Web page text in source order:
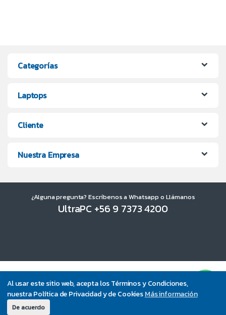
Al usar este sitio web, acepta los Términos y Condiciones,
nuestra Política de Privacidad y de CookiesMás información
De acuerdo
Categorías
Laptops
Cliente
Nuestra Empresa
¿Alguna pregunta? Escríbenos a Whatsapp o Llámanos
UltraPC +56 9 7373 4200